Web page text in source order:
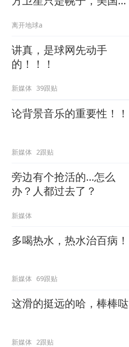
离开地球a
讲真，是球网先动手
的！！！
新媒体 39跟贴
论背景音乐的重要性！！
新媒体 2跟贴
旁边有个抢活的…怎么
办？人都过去了？
新媒体
多喝热水，热水治百病！
新媒体 69跟贴
这滑的挺远的哈，棒棒哒
新媒体 2跟贴